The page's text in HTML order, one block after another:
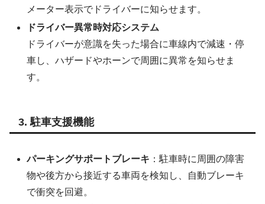
メーター表示でドライバーに知らせます。
ドライバー異常時対応システム
ドライバーが意識を失った場合に車線内で減速・停
車し、ハザードやホーンで周囲に異常を知らせま
す。
3. 駐車支援機能
パーキングサポートブレーキ ：駐車時に周囲の障害
物や後方から接近する車両を検知し、自動ブレーキ
で衝突を回避。